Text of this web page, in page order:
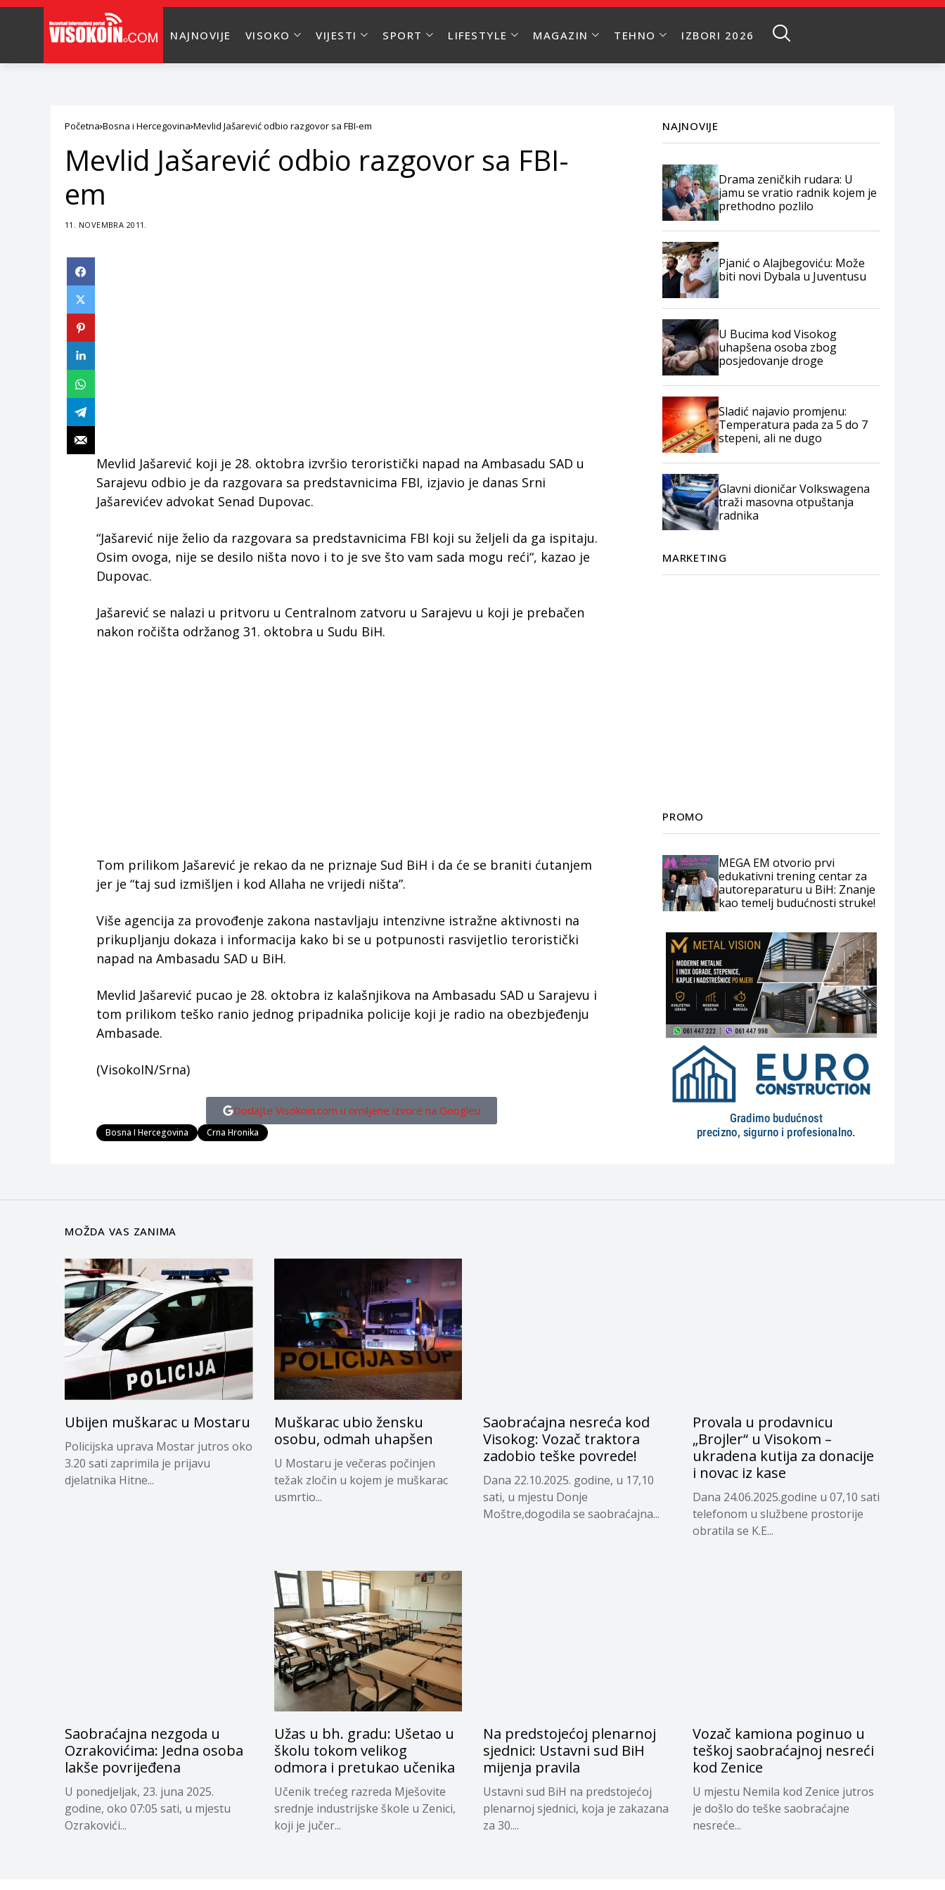
NAJNOVIJE VISOKO VIJESTI SPORT LIFESTYLE MAGAZIN TEHNO IZBORI 2026
Početna Bosna i Hercegovina Mevlid Jašarević odbio razgovor sa FBI-em
Mevlid Jašarević odbio razgovor sa FBI-
em
11. NOVEMBRA 2011.
Mevlid Jašarević koji je 28. oktobra izvršio teroristički napad na Ambasadu SAD u
Sarajevu odbio je da razgovara sa predstavnicima FBI, izjavio je danas Srni
Jašarevićev advokat Senad Dupovac.
“Jašarević nije želio da razgovara sa predstavnicima FBI koji su željeli da ga ispitaju.
Osim ovoga, nije se desilo ništa novo i to je sve što vam sada mogu reći“, kazao je
Dupovac.
Jašarević se nalazi u pritvoru u Centralnom zatvoru u Sarajevu u koji je prebačen
nakon ročišta održanog 31. oktobra u Sudu BiH.
Tom prilikom Jašarević je rekao da ne priznaje Sud BiH i da će se braniti ćutanjem
jer je “taj sud izmišljen i kod Allaha ne vrijedi ništa”.
Više agencija za provođenje zakona nastavljaju intenzivne istražne aktivnosti na
prikupljanju dokaza i informacija kako bi se u potpunosti rasvijetlio teroristički
napad na Ambasadu SAD u BiH.
Mevlid Jašarević pucao je 28. oktobra iz kalašnjikova na Ambasadu SAD u Sarajevu i
tom prilikom teško ranio jednog pripadnika policije koji je radio na obezbjeđenju
Ambasade.
(VisokoIN/Srna)
Dodajte Visokoin.com u omiljene izvore na Googleu
Bosna I Hercegovina Crna Hronika
NAJNOVIJE
Drama zeničkih rudara: U
jamu se vratio radnik kojem je
prethodno pozlilo
Pjanić o Alajbegoviću: Može
biti novi Dybala u Juventusu
U Bucima kod Visokog
uhapšena osoba zbog
posjedovanje droge
Sladić najavio promjenu:
Temperatura pada za 5 do 7
stepeni, ali ne dugo
Glavni dioničar Volkswagena
traži masovna otpuštanja
radnika
MARKETING
PROMO
MEGA EM otvorio prvi
edukativni trening centar za
autoreparaturu u BiH: Znanje
kao temelj budućnosti struke!
MOŽDA VAS ZANIMA
Ubijen muškarac u Mostaru
Policijska uprava Mostar jutros oko
3.20 sati zaprimila je prijavu
djelatnika Hitne...
Muškarac ubio žensku
osobu, odmah uhapšen
U Mostaru je večeras počinjen
težak zločin u kojem je muškarac
usmrtio...
Saobraćajna nesreća kod
Visokog: Vozač traktora
zadobio teške povrede!
Dana 22.10.2025. godine, u 17,10
sati, u mjestu Donje
Moštre,dogodila se saobraćajna...
Provala u prodavnicu
„Brojler“ u Visokom –
ukradena kutija za donacije
i novac iz kase
Dana 24.06.2025.godine u 07,10 sati
telefonom u službene prostorije
obratila se K.E...
Saobraćajna nezgoda u
Ozrakovićima: Jedna osoba
lakše povrijeđena
U ponedjeljak, 23. juna 2025.
godine, oko 07:05 sati, u mjestu
Ozrakovići...
Užas u bh. gradu: Ušetao u
školu tokom velikog
odmora i pretukao učenika
Učenik trećeg razreda Mješovite
srednje industrijske škole u Zenici,
koji je jučer...
Na predstojećoj plenarnoj
sjednici: Ustavni sud BiH
mijenja pravila
Ustavni sud BiH na predstojećoj
plenarnoj sjednici, koja je zakazana
za 30....
Vozač kamiona poginuo u
teškoj saobraćajnoj nesreći
kod Zenice
U mjestu Nemila kod Zenice jutros
je došlo do teške saobraćajne
nesreće...